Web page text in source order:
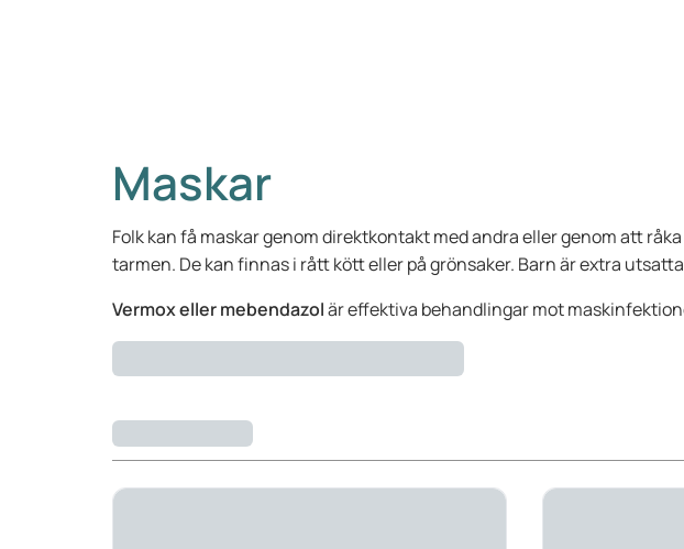
Maskar
Folk kan få maskar genom direktkontakt med andra eller genom att
tarmen. De kan finnas i rått kött eller på grönsaker. Barn är extra
Vermox eller mebendazolär effektiva behandlingar mot